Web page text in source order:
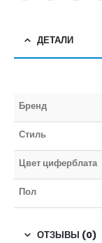
ДЕТАЛИ
Бренд
Стиль
Цвет циферблата
Пол
ОТЗЫВЫ (0)